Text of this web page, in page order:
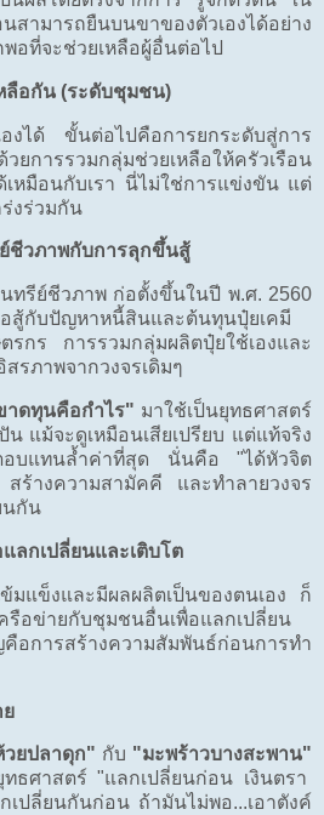
สามารถยืนบนขาของตัวเองได้อย่าง
อที่จะช่วยเหลือผู้อื่นต่อไป
ลือกัน (ระดับชุมชน)
องได้ ขั้นต่อไปคือการยกระดับสู่การ
ยการรวมกลุ่มช่วยเหลือให้ครัวเรือน
เหมือนกับเรา นี่ไม่ใช่การแข่งขัน แต่
งร่วมกัน
ชีวภาพกับการลุกขึ้นสู้
ทรีย์ชีวภาพ ก่อตั้งขึ้นในปี พ.ศ. 2560
อสู้กับปัญหาหนี้สินและต้นทุนปุ๋ยเคมี
รกร การรวมกลุ่มผลิตปุ๋ยใช้เองและ
รภาพจากวงจรเดิมๆ
าดทุนคือกำไร" มาใช้เป็นยุทธศาสตร์
แม้จะดูเหมือนเสียเปรียบ แต่แท้จริง
อบแทนล้ำค่าที่สุด นั่นคือ "ได้หัวจิต
ร้างความสามัคคี และทำลายวงจร
นกัน
ลกเปลี่ยนและเติบโต
มแข็งและมีผลผลิตเป็นของตนเอง ก็
ครือข่ายกับชุมชนอื่นเพื่อแลกเปลี่ยน
การสร้างความสัมพันธ์ก่อนการทำ
ย
วยปลาดุก" กับ "มะพร้าวบางสะพาน"
ทธศาสตร์ "แลกเปลี่ยนก่อน เงินตรา
ปลี่ยนกันก่อน ถ้ามันไม่พอ...เอาตังค์